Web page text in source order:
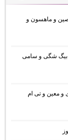
و ماهسون و
بیگ شگی و سامی
و معین و تی ام